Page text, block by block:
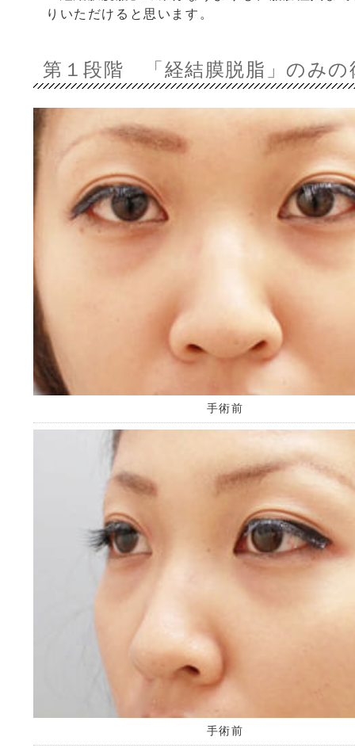
りいただけると思います。
第１段階 「経結膜脱脂」のみの
手術前
手術前